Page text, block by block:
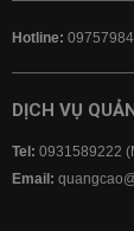
Hotline:
DỊCH VỤ
Tel: 0931589222
Email: